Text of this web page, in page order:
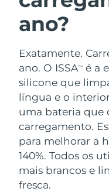
ano?
Exatamente.
ano. O ISSATM
é a
silicone que
língua e o
uma bateria que
carregamento.
para melhorar a
140%. Todos os
mais brancos e
fresca.